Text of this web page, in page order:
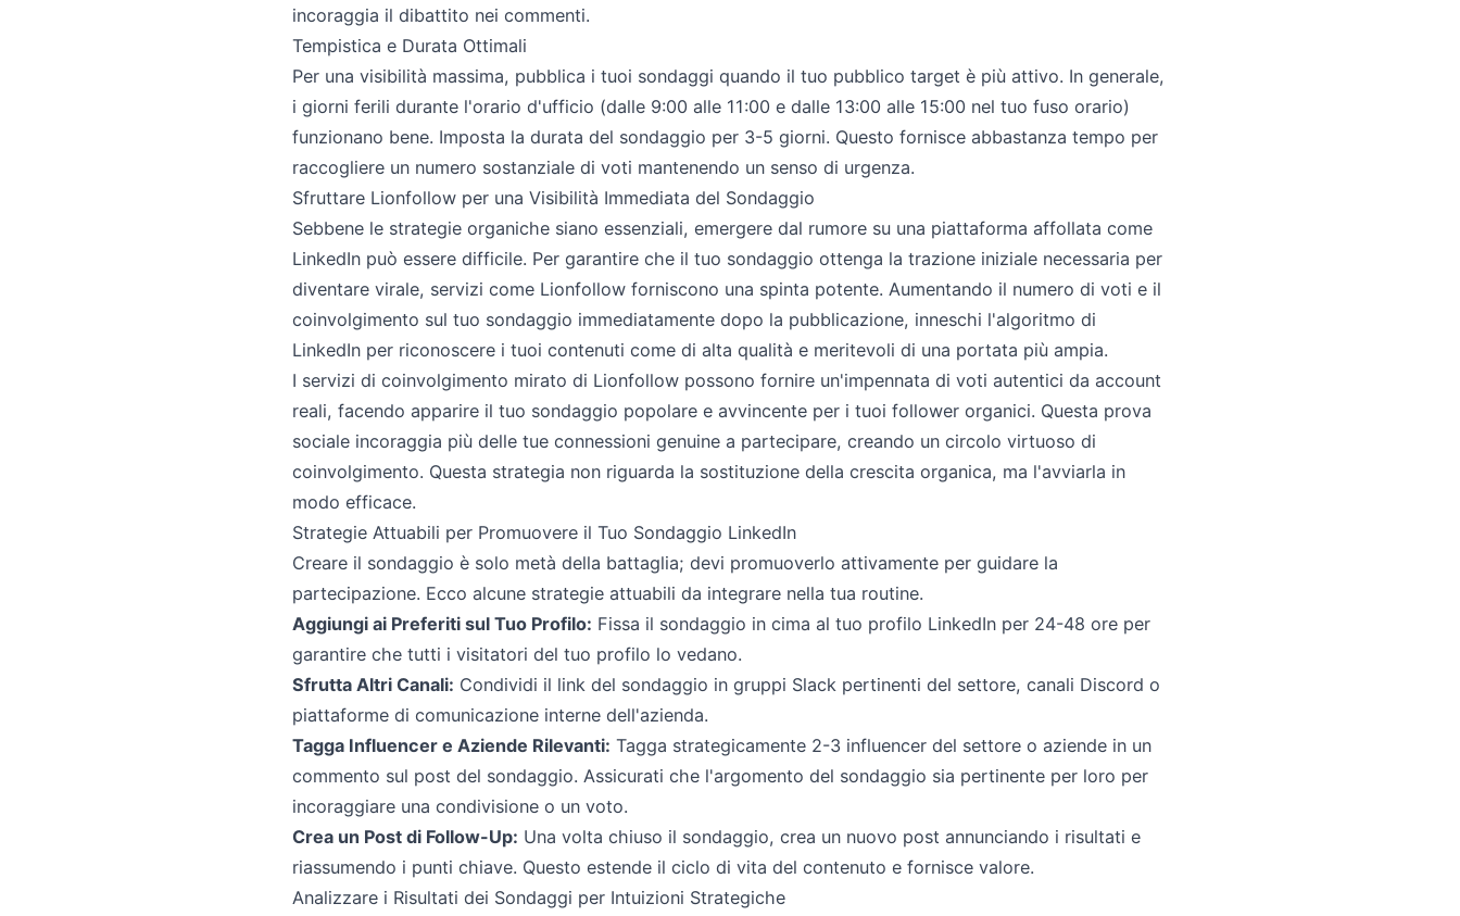
incoraggia il dibattito nei commenti.
Tempistica e Durata Ottimali
Per una visibilità massima, pubblica i tuoi sondaggi quando il tuo pubblico target è più attivo. In generale,
i giorni ferili durante l'orario d'ufficio (dalle 9:00 alle 11:00 e dalle 13:00 alle 15:00 nel tuo fuso orario)
funzionano bene. Imposta la durata del sondaggio per 3-5 giorni. Questo fornisce abbastanza tempo per
raccogliere un numero sostanziale di voti mantenendo un senso di urgenza.
Sfruttare Lionfollow per una Visibilità Immediata del Sondaggio
Sebbene le strategie organiche siano essenziali, emergere dal rumore su una piattaforma affollata come
LinkedIn può essere difficile. Per garantire che il tuo sondaggio ottenga la trazione iniziale necessaria per
diventare virale, servizi come Lionfollow forniscono una spinta potente. Aumentando il numero di voti e il
coinvolgimento sul tuo sondaggio immediatamente dopo la pubblicazione, inneschi l'algoritmo di
LinkedIn per riconoscere i tuoi contenuti come di alta qualità e meritevoli di una portata più ampia.
I servizi di coinvolgimento mirato di Lionfollow possono fornire un'impennata di voti autentici da account
reali, facendo apparire il tuo sondaggio popolare e avvincente per i tuoi follower organici. Questa prova
sociale incoraggia più delle tue connessioni genuine a partecipare, creando un circolo virtuoso di
coinvolgimento. Questa strategia non riguarda la sostituzione della crescita organica, ma l'avviarla in
modo efficace.
Strategie Attuabili per Promuovere il Tuo Sondaggio LinkedIn
Creare il sondaggio è solo metà della battaglia; devi promuoverlo attivamente per guidare la
partecipazione. Ecco alcune strategie attuabili da integrare nella tua routine.
Aggiungi ai Preferiti sul Tuo Profilo: Fissa il sondaggio in cima al tuo profilo LinkedIn per 24-48 ore per
garantire che tutti i visitatori del tuo profilo lo vedano.
Sfrutta Altri Canali: Condividi il link del sondaggio in gruppi Slack pertinenti del settore, canali Discord o
piattaforme di comunicazione interne dell'azienda.
Tagga Influencer e Aziende Rilevanti: Tagga strategicamente 2-3 influencer del settore o aziende in un
commento sul post del sondaggio. Assicurati che l'argomento del sondaggio sia pertinente per loro per
incoraggiare una condivisione o un voto.
Crea un Post di Follow-Up: Una volta chiuso il sondaggio, crea un nuovo post annunciando i risultati e
riassumendo i punti chiave. Questo estende il ciclo di vita del contenuto e fornisce valore.
Analizzare i Risultati dei Sondaggi per Intuizioni Strategiche